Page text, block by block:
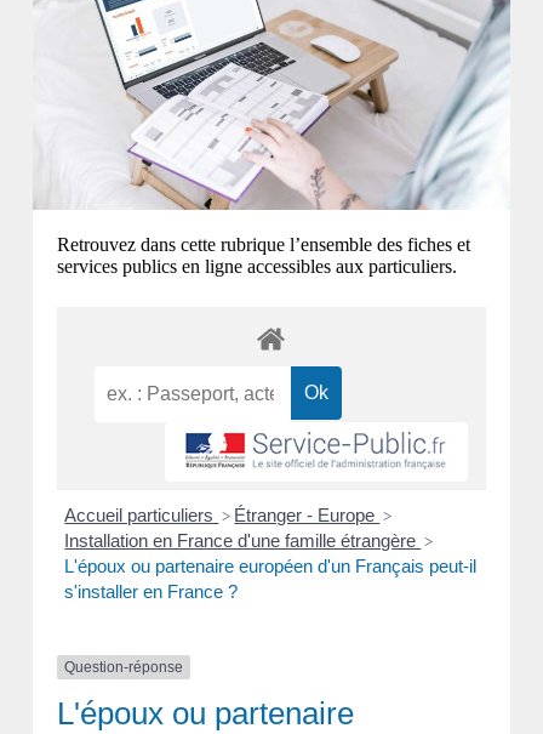
Retrouvez dans cette rubrique l’ensemble des fiches et
services publics en ligne accessibles aux particuliers.
Accueil particuliers > Étranger - Europe >
Installation en France d'une famille étrangère >
L'époux ou partenaire européen d'un Français peut-il
s'installer en France ?
Question-réponse
L'époux ou partenaire